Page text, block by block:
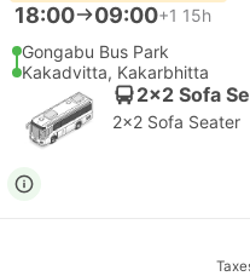
18:00 09:00+1 15h
Gongabu Bus Park
Kakadvitta, Kakarbhitta
2x2 Sofa
2x2 Sofa Seater